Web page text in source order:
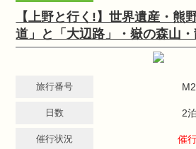
【上野と行く!】世界遺産・熊
道」と「大辺路」・嶽の森山
旅行番号
日数 2
催行状況 催